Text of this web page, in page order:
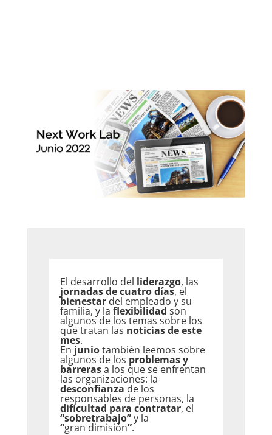
El desarrollo del liderazgo, las
jornadas de cuatro días, el
bienestardel empleado y su
familia, y la flexibilidad son
algunos de los temas sobre los
que tratan las noticias de este
mes.
En juniotambién leemos sobre
algunos de los problemas y
barrerasa los que se enfrentan
las organizaciones: la
desconfianza de los
responsables de personas, la
dificultad para contratar, el
“sobretrabajo”y la
“gran dimisión”.